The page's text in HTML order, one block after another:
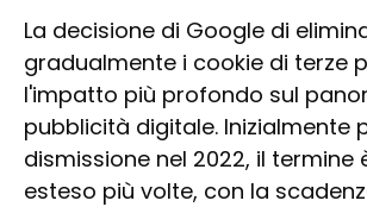
La decisione di Google di
gradualmente i cookie di terze
l'impatto più profondo sul
pubblicità digitale. Inizialmente
dismissione nel 2022, il termine
esteso più volte, con la